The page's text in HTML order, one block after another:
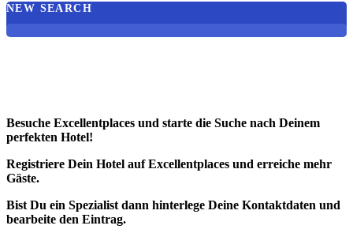
NEW SEARCH
Besuche Excellentplaces und starte die Suche nach Deinem
perfekten Hotel!
Registriere Dein Hotel auf Excellentplaces und erreiche mehr
Gäste.
Bist Du ein Spezialist dann hinterlege Deine Kontaktdaten und
bearbeite den Eintrag.